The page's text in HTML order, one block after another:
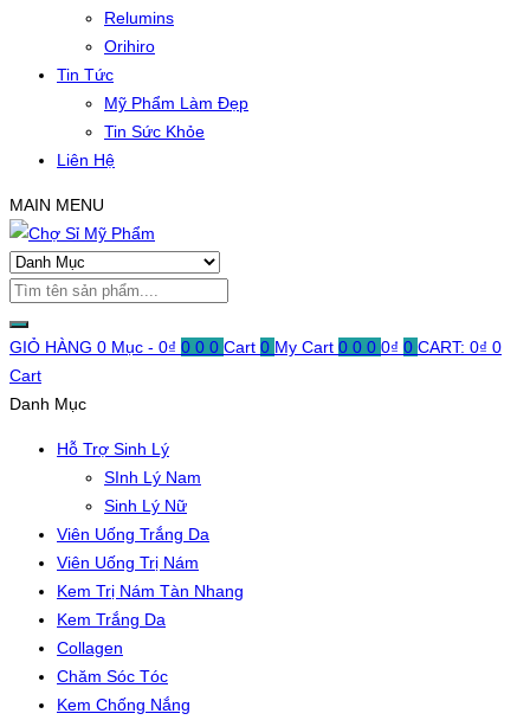
Relumins
Orihiro
Tin Tức
Mỹ Phẩm Làm Đẹp
Tin Sức Khỏe
Liên Hệ
MAIN MENU
GIỎ HÀNG 0 Mục - 0₫ 0 0 0 Cart 0 My Cart 0 0 0 0₫ 0 CART: 0₫ 0
Cart
Danh Mục
Hỗ Trợ Sinh Lý
SInh Lý Nam
Sinh Lý Nữ
Viên Uống Trắng Da
Viên Uống Trị Nám
Kem Trị Nám Tàn Nhang
Kem Trắng Da
Collagen
Chăm Sóc Tóc
Kem Chống Nắng